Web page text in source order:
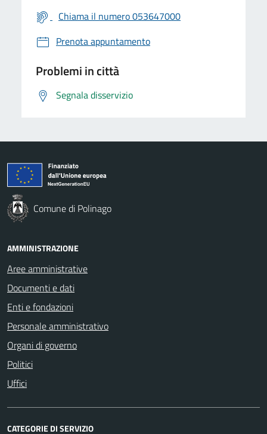
Chiama il numero 053647000
Prenota appuntamento
Problemi in città
Segnala disservizio
Comune di Polinago
AMMINISTRAZIONE
Aree amministrative
Documenti e dati
Enti e fondazioni
Personale amministrativo
Organi di governo
Politici
Uffici
CATEGORIE DI SERVIZIO